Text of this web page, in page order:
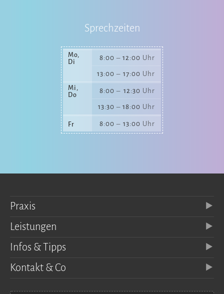
Sprechzeiten
Mo,
Di
8:00 – 12:00 Uhr
13:00 – 17:00 Uhr
Mi,
Do
8:00 – 12:30 Uhr
13:30 – 18:00 Uhr
Fr 8:00 – 13:00 Uhr
Praxis
Leistungen
Infos & Tipps
Kontakt & Co